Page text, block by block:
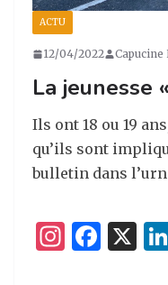
ACTU
12/04/2022 Capucine
La jeunesse
Ils ont 18 ou 19
qu’ils sont
bulletin dans
I
F
X